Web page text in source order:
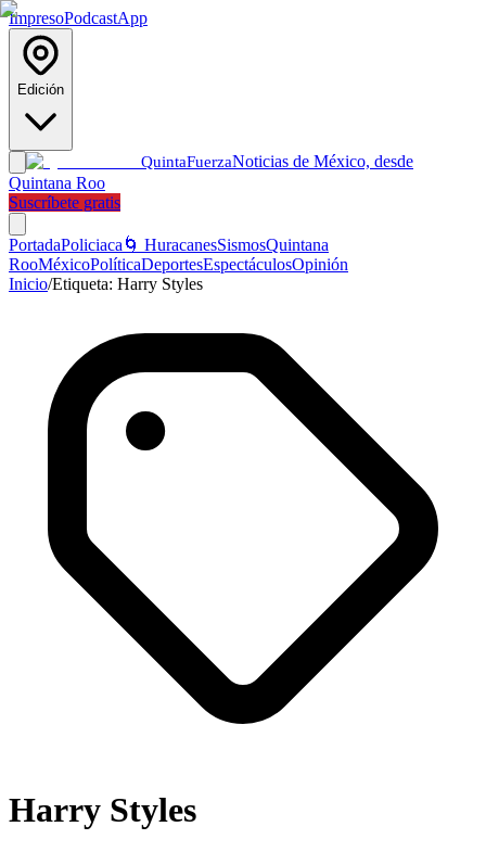
ImpresoPodcastApp
Edición
QuintaFuerzaNoticias de México, desde
Quintana Roo
Suscríbete gratis
PortadaPoliciaca 🌀 HuracanesSismosQuintana
RooMéxicoPolíticaDeportesEspectáculosOpinión
Inicio/Etiqueta: Harry Styles
Harry Styles